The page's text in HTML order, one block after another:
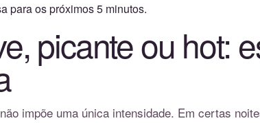
para os próximos 5 minutos.
picante ou hot:
impõe uma única intensidade. Em certas